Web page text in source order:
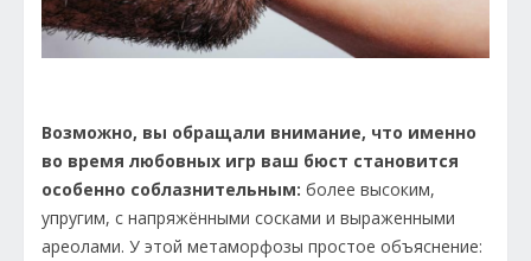
Возможно, вы обращали внимание, что именно
во время любовных игр ваш бюст становится
особенно соблазнительным: более высоким,
упругим, с напряжёнными сосками и выраженными
ареолами. У этой метаморфозы простое объяснение: